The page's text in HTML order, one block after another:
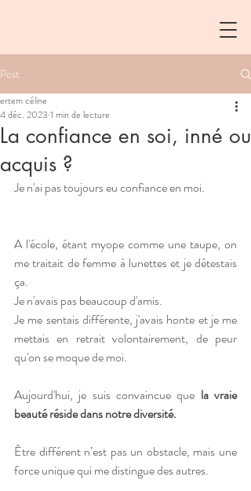
Post
La confiance en soi, inné ou
acquis ?
ertem céline
4 déc. 2023 1 min de lecture
Je n'ai pas toujours eu confiance en moi.
A l'école, étant myope comme une taupe, on
me traitait de femme à lunettes et je détestais
ça.
Je n'avais pas beaucoup d'amis.
Je me sentais différente, j'avais honte et je me
mettais en retrait volontairement, de peur
qu'on se moque de moi.
Aujourd'hui, je suis convaincue que la vraie
beauté réside dans notre diversité.
Être différent n’est pas un obstacle, mais une
force unique qui me distingue des autres.